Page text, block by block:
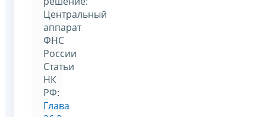
Центральный
аппарат
ФНС
России
Статьи
НК
РФ:
Глава